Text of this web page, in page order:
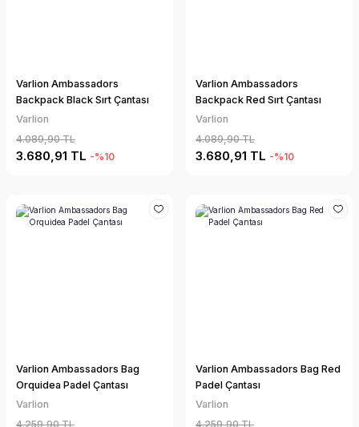
Varlion Ambassadors
Backpack Black Sırt Çantası
Varlion
4.089,90 TL
3.680,91 TL -%10
Varlion Ambassadors
Backpack Red Sırt Çantası
Varlion
4.089,90 TL
3.680,91 TL -%10
Varlion Ambassadors Bag
Orquidea Padel Çantası
Varlion
4.259,90 TL
Varlion Ambassadors Bag Red
Padel Çantası
Varlion
4.259,90 TL